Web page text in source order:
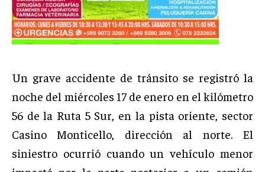
Un grave accidente de tránsito se registró la
noche del miércoles 17 de enero en el kilómetro
56 de la Ruta 5 Sur, en la pista oriente, sector
Casino Monticello, dirección al norte. El
siniestro ocurrió cuando un vehículo menor